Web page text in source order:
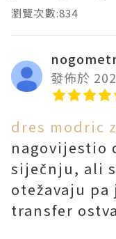
瀏覽次數:834
發佈於
dres modric
nagovijestio
siječnju, ali
otežavaju
transfer